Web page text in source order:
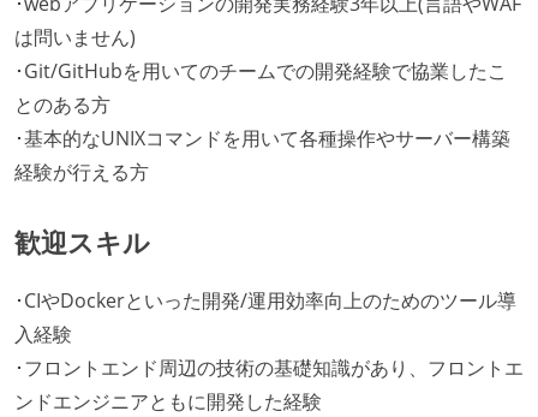
は問いません)
･Git/GitHubを用いてのチームでの開発経験で協業したこ
とのある方
･基本的なUNIXコマンドを用いて各種操作やサーバー構築
経験が行える方
歓迎スキル
･CIやDockerといった開発/運用効率向上のためのツール導
入経験
･フロントエンド周辺の技術の基礎知識があり、フロントエ
ンドエンジニアともに開発した経験